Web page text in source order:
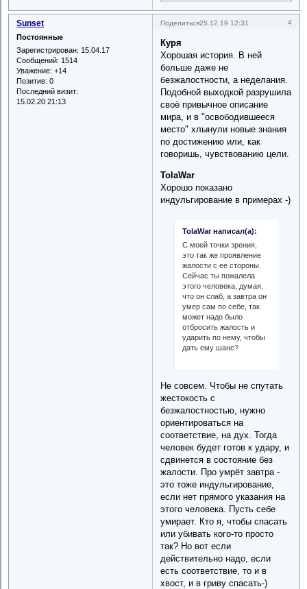
Поделиться 4
25.12.19 12:31
Sunset
Постоянные
Зарегистрирован: 15.04.17
Сообщений: 1514
Уважение: +14
Позитив: 0
Последний визит:
15.02.20 21:13
Куря
Хорошая история. В ней
больше даже не
безжалостности, а неделания.
Подобной выходкой разрушила
своё привычное описание
мира, и в "освободившееся
место" хлынули новые знания
по достижению или, как
говоришь, чувствованию цели.
TolaWar
Хорошо показано
индульгирование в примерах -)
TolaWar написал(а):
С моей точки зрения,
это так же проявление
жалости с ее стороны.
Сейчас ты пожалела
этого человека, думая,
что он слаб, а завтра он
умер сам по себе, так
может надо было
отбросить жалость и
ударить по нему, чтобы
дать ему шанс?
Не совсем. Чтобы не спутать
жестокость с
безжалостностью, нужно
ориентироваться на
соответствие, на дух. Тогда
человек будет готов к удару, и
сдвинется в состояние без
жалости. Про умрёт завтра -
это тоже индульгирование,
если нет прямого указания на
этого человека. Пусть себе
умирает. Кто я, чтобы спасать
или убивать кого-то просто
так? Но вот если
действительно надо, если
есть соответствие, то и в
хвост, и в гриву спасать-)